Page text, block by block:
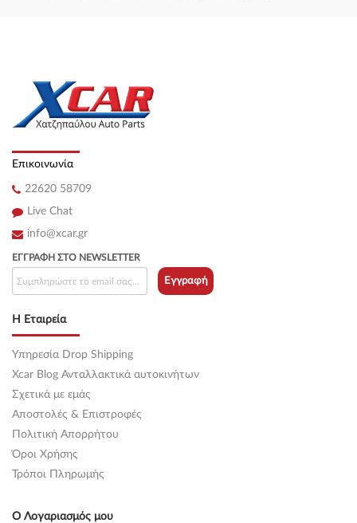
Επικοινωνία
22620 58709
Live Chat
info@xcar.gr
Η Εταιρεία
Υπηρεσία Drop Shipping
Xcar Blog Ανταλλακτικά αυτοκινήτων
Σχετικά με εμάς
Αποστολές & Επιστροφές
Πολιτική Απορρήτου
Όροι Χρήσης
Τρόποι Πληρωμής
Ο Λογαριασμός μου
ΕΓΓΡΑΦΉ ΣΤΟ NEWSLETTER
Εγγραφή